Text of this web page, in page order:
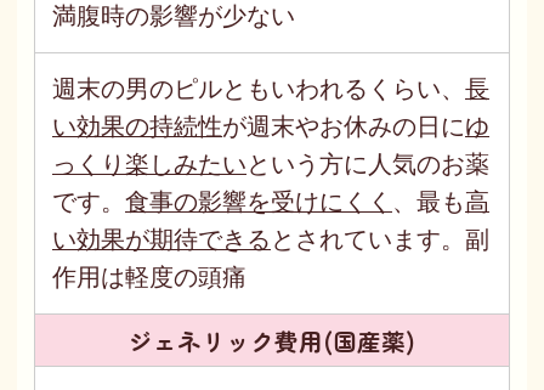
満腹時の影響が少ない
週末の男のピルともいわれるくらい、 長
い効果の持続性が週末やお休みの日にゆ
っくり楽しみたいという方に人気のお薬
です。 食事の影響を受けにくく 、最も高
い効果が期待できる とされています。副
作用は軽度の頭痛
ジェネリック費用(国産薬)